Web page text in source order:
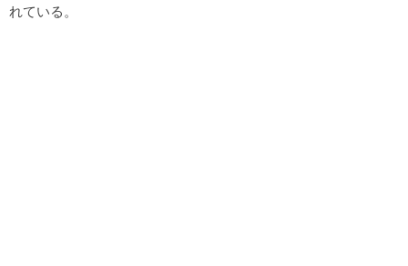
れている。